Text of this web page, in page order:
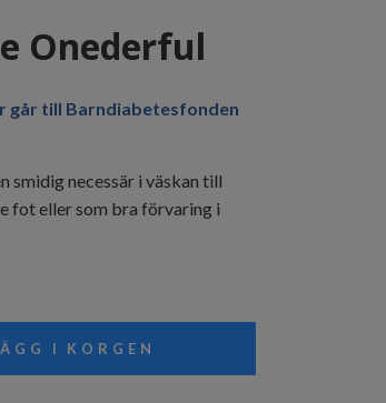
Onederful
går till Barndiabetesfonden
smidig necessär i väskan till
fot eller som bra förvaring i
I KORGEN